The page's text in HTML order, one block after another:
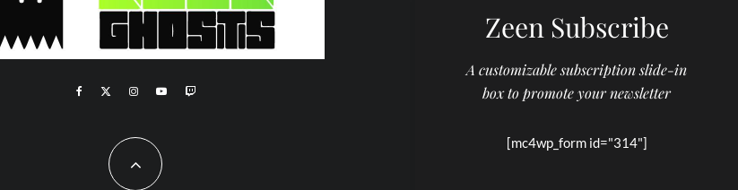
Zeen Subscribe
A customizable subscription slide-in
box to promote your newsletter
[mc4wp_form id="314"]